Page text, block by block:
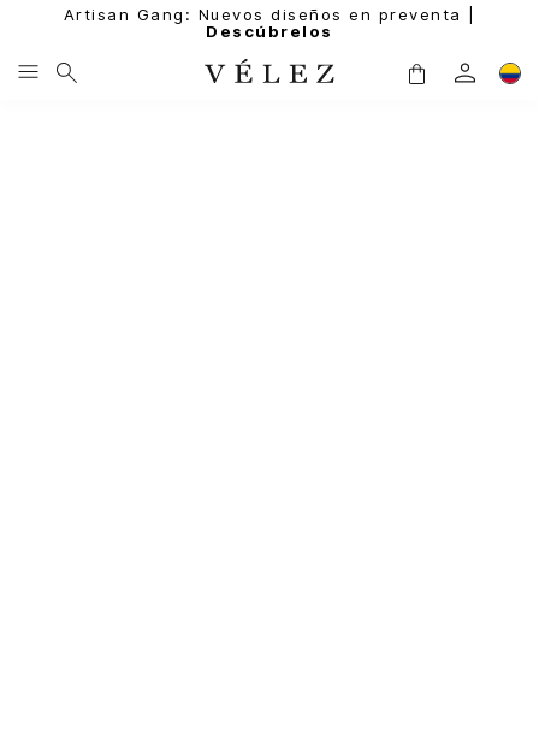
Artisan Gang: Nuevos diseños en preventa |
Descúbrelos